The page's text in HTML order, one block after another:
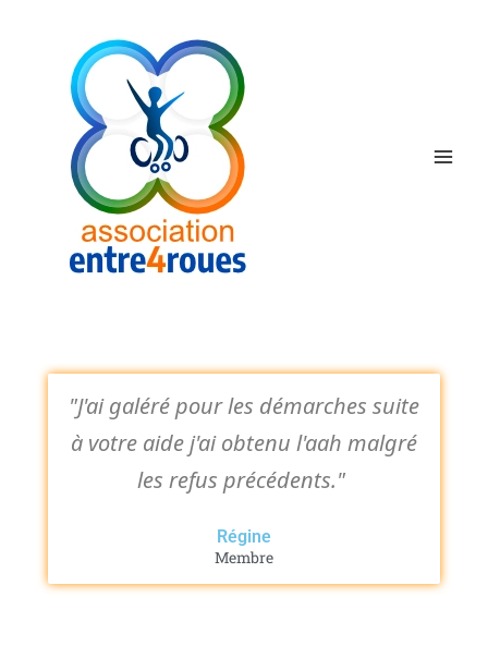
"J'ai galéré pour les démarches suite
à votre aide j'ai obtenu l'aah malgré
les refus précédents."
Régine
Membre